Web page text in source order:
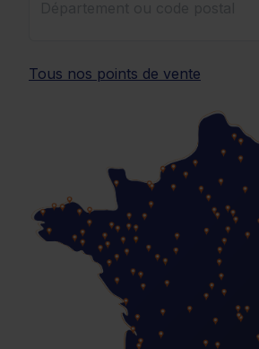
Tous nos points de vente